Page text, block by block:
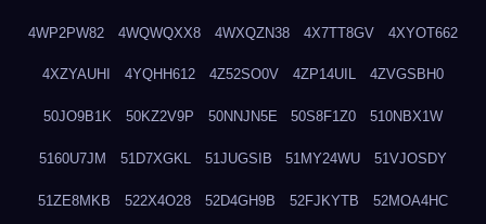
4WP2PW82 4WQWQXX8 4WXQZN38 4X7TT8GV 4XYOT662
4XZYAUHI 4YQHH612 4Z52SO0V 4ZP14UIL 4ZVGSBH0
50JO9B1K 50KZ2V9P 50NNJN5E 50S8F1Z0 510NBX1W
5160U7JM 51D7XGKL 51JUGSIB 51MY24WU 51VJOSDY
51ZE8MKB 522X4O28 52D4GH9B 52FJKYTB 52MOA4HC